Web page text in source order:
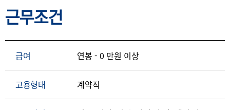
근무조건
급여 연봉 - 0 만원 이상
고용형태 계약직